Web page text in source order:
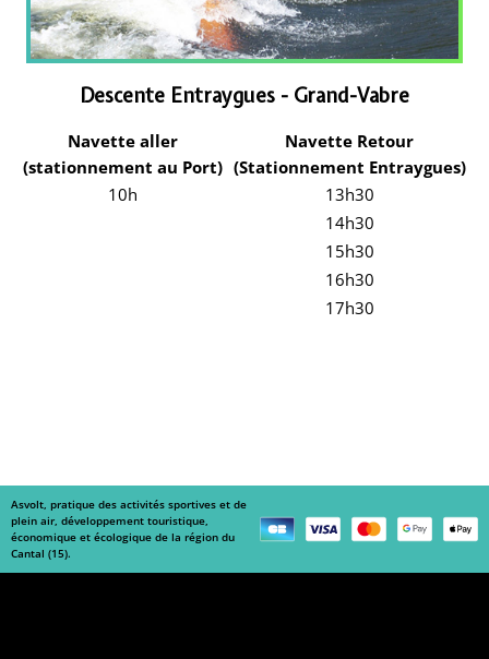
Descente Entraygues - Grand-Vabre
Navette aller
(stationnement au Port)
Navette Retour
(Stationnement Entraygues)
10h
13h30
14h30
15h30
16h30
17h30
Asvolt, pratique des activités sportives et de
plein air, développement touristique,
économique et écologique de la région du
Cantal (15).